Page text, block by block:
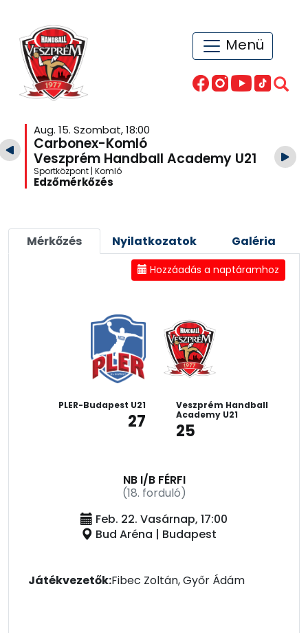
Menü
Aug. 15. Szombat, 18:00
Carbonex-Komló
Veszprém Handball Academy U21
Sportközpont | Komló
Edzőmérkőzés
Mérkőzés Nyilatkozatok Galéria
Hozzáadás a naptáramhoz
PLER-Budapest U21
27
Veszprém Handball
Academy U21
25
NB I/B FÉRFI
(18. forduló)
Feb. 22. Vasárnap, 17:00
Bud Aréna | Budapest
Játékvezetők:Fibec Zoltán, Győr Ádám